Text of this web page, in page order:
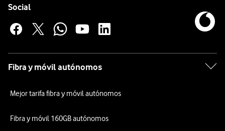
Social
Fibra y móvil autónomos
Mejor tarifa fibra y móvil autónomos
Fibra y móvil 160GB autónomos